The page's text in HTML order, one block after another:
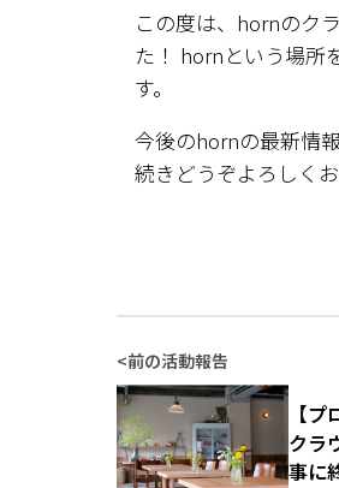
この度は、hornのク
た！ hornという場所
す。
今後のhornの最新情
続きどうぞよろしく
<前の活動報告
【
クラ
事に